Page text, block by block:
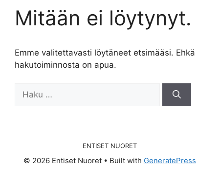
Mitään ei löytynyt.
Emme valitettavasti löytäneet etsimääsi. Ehkä
hakutoiminnosta on apua.
Haku:
ENTISET NUORET
© 2026 Entiset Nuoret• Built with GeneratePress